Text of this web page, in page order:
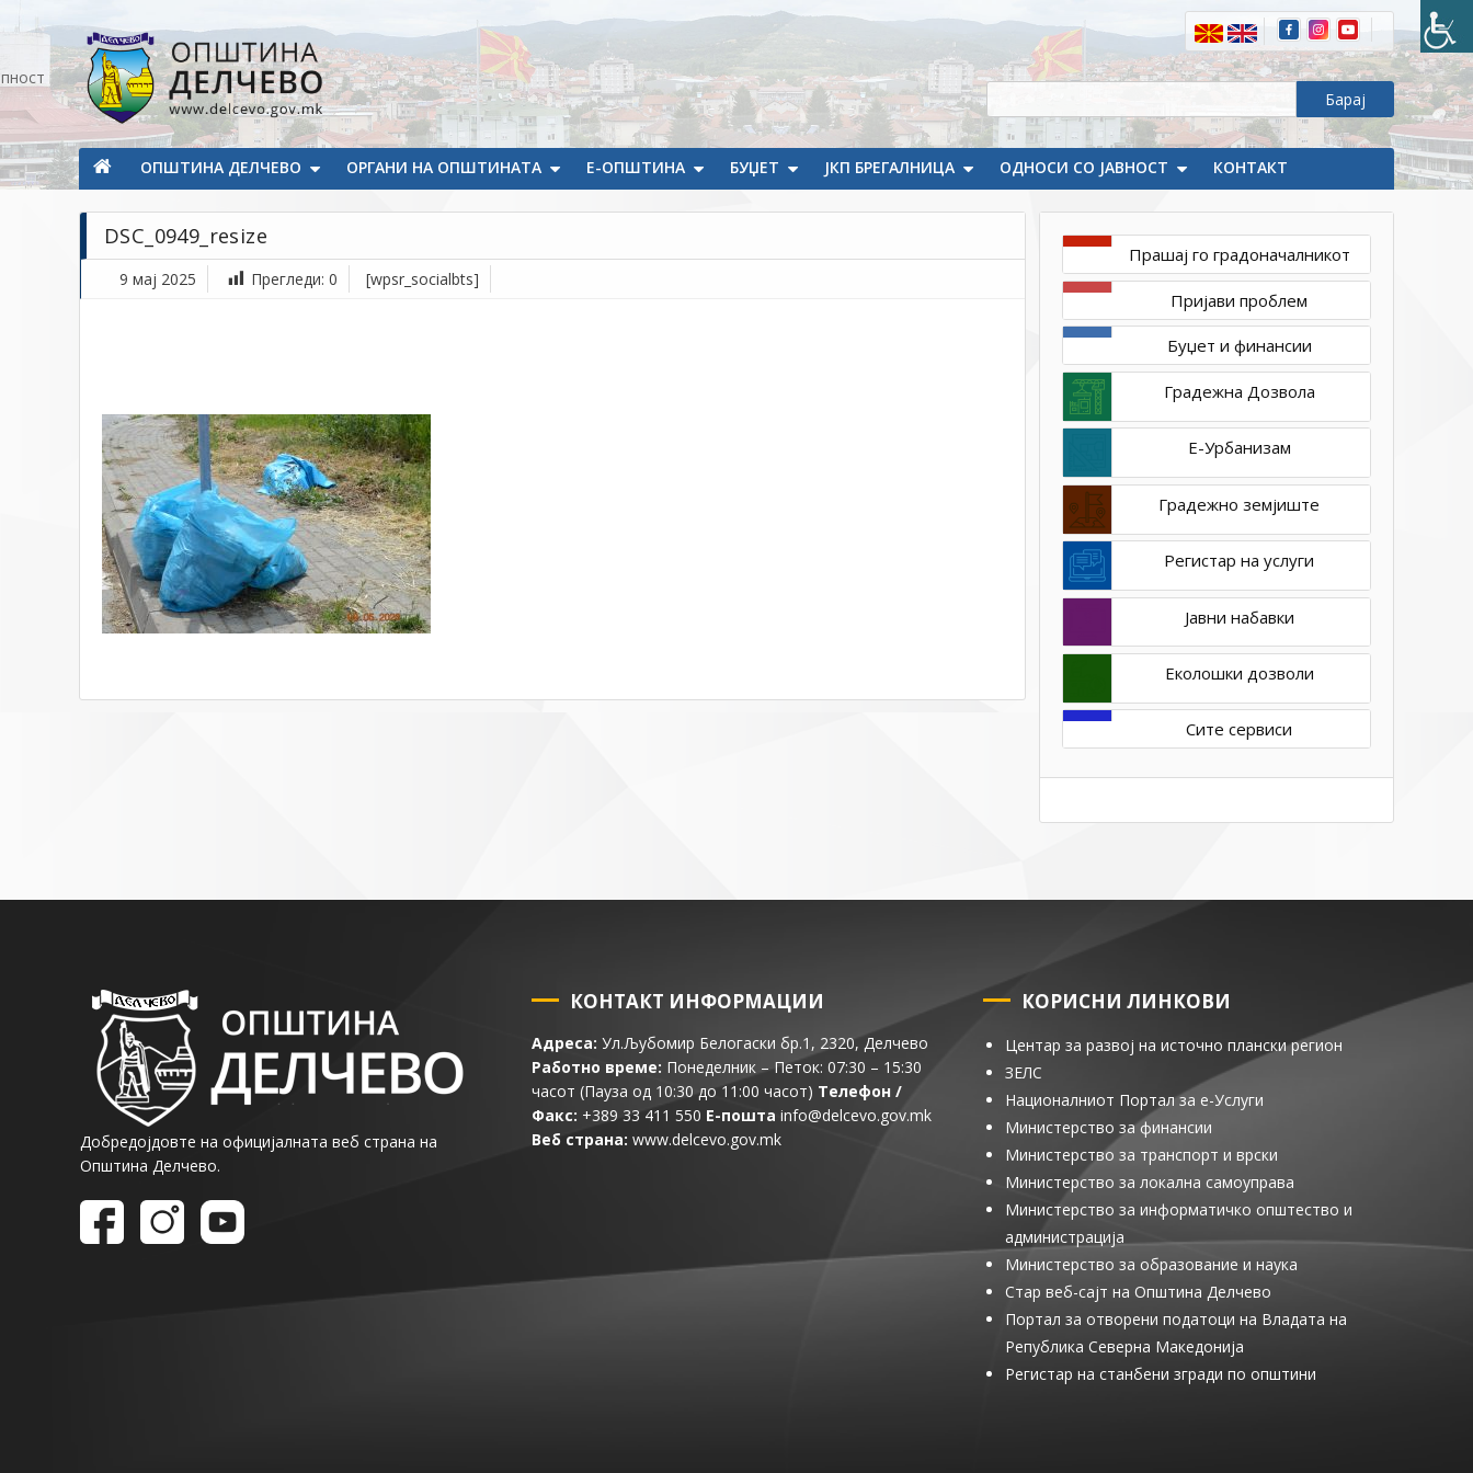
Општина Делчево
Општина Делчево
ОПШТИНА ДЕЛЧЕВО ОРГАНИ НА ОПШТИНАТА Е-ОПШТИНА БУЏЕТ ЈКП БРЕГАЛНИЦА ОДНОСИ СО ЈАВНОСТ КОНТАКТ
DSC_0949_resize
9 мај 2025 Прегледи: 0 [wpsr_socialbts]
DSC_0949_resize
Прашај го градоначалникот
Пријави проблем
Буџет и финансии
Градежна Дозвола
Е-Урбанизам
Градежно земјиште
Регистар на услуги
Јавни набавки
Еколошки дозволи
Сите сервиси
Добредојдовте на официјалната веб страна на
Општина Делчево.
КОНТАКТ ИНФОРМАЦИИ
Адреса: Ул.Љубомир Белогаски бр.1, 2320, Делчево
Работно време: Понеделник – Петок: 07:30 – 15:30
часот (Пауза од 10:30 до 11:00 часот) Телефон /
Факс: +389 33 411 550 Е-пошта info@delcevo.gov.mk
Веб страна: www.delcevo.gov.mk
КОРИСНИ ЛИНКОВИ
Центар за развој на источно плански регион
ЗЕЛС
Националниот Портал за е-Услуги
Министерство за финансии
Министерство за транспорт и врски
Министерство за локална самоуправа
Министерство за информатичко општество и
администрација
Министерство за образование и наука
Стар веб-сајт на Општина Делчево
Портал за отворени податоци на Владата на
Република Северна Македонија
Регистар на станбени згради по општини